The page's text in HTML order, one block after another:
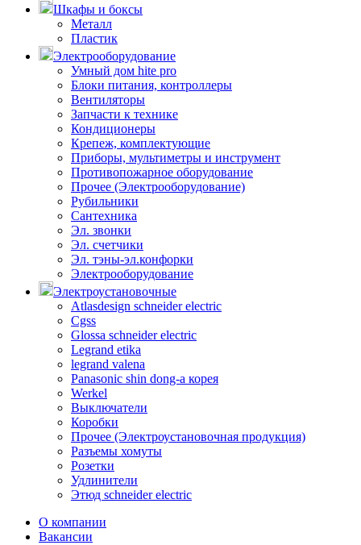
Шкафы и боксы
Металл
Пластик
Электрооборудование
Умный дом hite pro
Блоки питания, контроллеры
Вентиляторы
Запчасти к технике
Кондиционеры
Крепеж, комплектующие
Приборы, мультиметры и инструмент
Противопожарное оборудование
Прочее (Электрооборудование)
Рубильники
Сантехника
Эл. звонки
Эл. счетчики
Эл. тэны-эл.конфорки
Электрооборудование
Электроустановочные
Atlasdesign schneider electric
Cgss
Glossa schneider electric
Legrand etika
legrand valena
Panasonic shin dong-a корея
Werkel
Выключатели
Коробки
Прочее (Электроустановочная продукция)
Разъемы хомуты
Розетки
Удлинители
Этюд schneider electric
О компании
Вакансии